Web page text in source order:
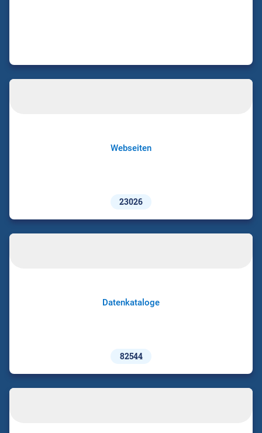
Webseiten
23026
Datenkataloge
82544